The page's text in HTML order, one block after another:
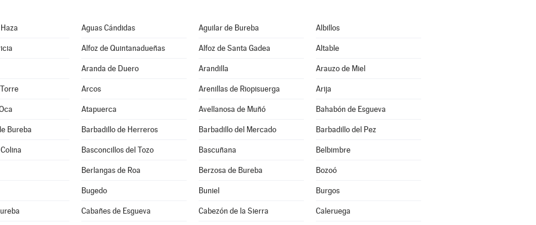
Aguas Cándidas Aguilar de Bureba Albillos
Alfoz de Quintanadueñas Alfoz de Santa Gadea Altable
Aranda de Duero Arandilla Arauzo de Miel
Arcos Arenillas de Riopisuerga Arija
Atapuerca Avellanosa de Muñó Bahabón de Esgueva
Bureba Barbadillo de Herreros Barbadillo del Mercado Barbadillo del Pez
Basconcillos del Tozo Bascuñana Belbimbre
Berlangas de Roa Berzosa de Bureba Bozoó
Bugedo Buniel Burgos
Cabañes de Esgueva Cabezón de la Sierra Caleruega